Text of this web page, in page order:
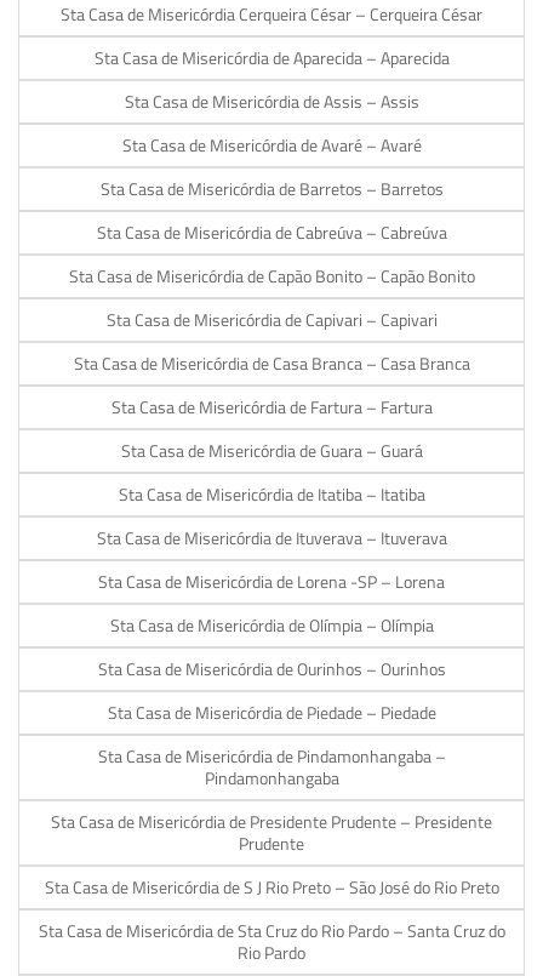
Sta Casa de Misericórdia Cerqueira César – Cerqueira César
Sta Casa de Misericórdia de Aparecida – Aparecida
Sta Casa de Misericórdia de Assis – Assis
Sta Casa de Misericórdia de Avaré – Avaré
Sta Casa de Misericórdia de Barretos – Barretos
Sta Casa de Misericórdia de Cabreúva – Cabreúva
Sta Casa de Misericórdia de Capão Bonito – Capão Bonito
Sta Casa de Misericórdia de Capivari – Capivari
Sta Casa de Misericórdia de Casa Branca – Casa Branca
Sta Casa de Misericórdia de Fartura – Fartura
Sta Casa de Misericórdia de Guara – Guará
Sta Casa de Misericórdia de Itatiba – Itatiba
Sta Casa de Misericórdia de Ituverava – Ituverava
Sta Casa de Misericórdia de Lorena -SP – Lorena
Sta Casa de Misericórdia de Olímpia – Olímpia
Sta Casa de Misericórdia de Ourinhos – Ourinhos
Sta Casa de Misericórdia de Piedade – Piedade
Sta Casa de Misericórdia de Pindamonhangaba –
Pindamonhangaba
Sta Casa de Misericórdia de Presidente Prudente – Presidente
Prudente
Sta Casa de Misericórdia de S J Rio Preto – São José do Rio Preto
Sta Casa de Misericórdia de Sta Cruz do Rio Pardo – Santa Cruz do
Rio Pardo